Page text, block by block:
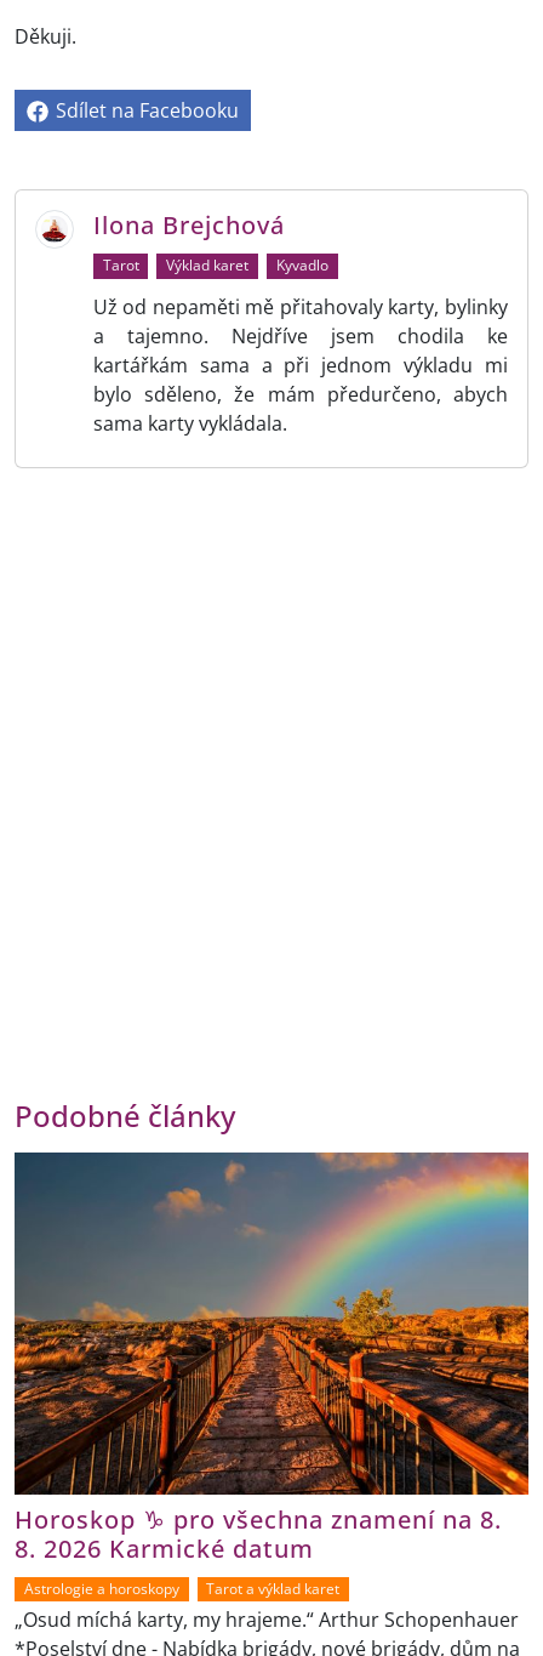
Děkuji.
Sdílet na Facebooku
Ilona Brejchová
Tarot Výklad karet Kyvadlo
Už od nepaměti mě přitahovaly karty, bylinky
a tajemno. Nejdříve jsem chodila ke
kartářkám sama a při jednom výkladu mi
bylo sděleno, že mám předurčeno, abych
sama karty vykládala.
Podobné články
Horoskop ♑ pro všechna znamení na 8.
8. 2026 Karmické datum
Astrologie a horoskopy Tarot a výklad karet
„Osud míchá karty, my hrajeme.“ Arthur Schopenhauer
*Poselství dne - Nabídka brigády, nové brigády, dům na